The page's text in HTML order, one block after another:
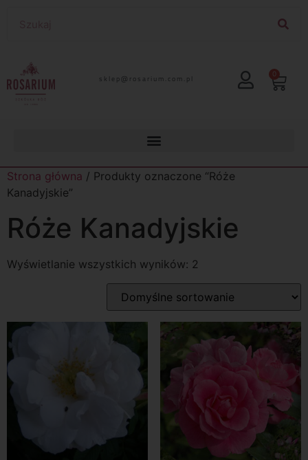
lp.moc.muirasor@pelks 0
Strona główna / Produkty oznaczone “Róże
Kanadyjskie”
Róże Kanadyjskie
Wyświetlanie wszystkich wyników: 2